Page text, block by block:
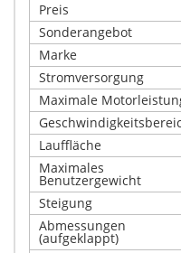
Preis
Sonderangebot
Marke
Stromversorgung
Maximale
Lauffläche
Maximales
Benutzergewicht
Steigung
Abmessungen
(aufgeklappt)